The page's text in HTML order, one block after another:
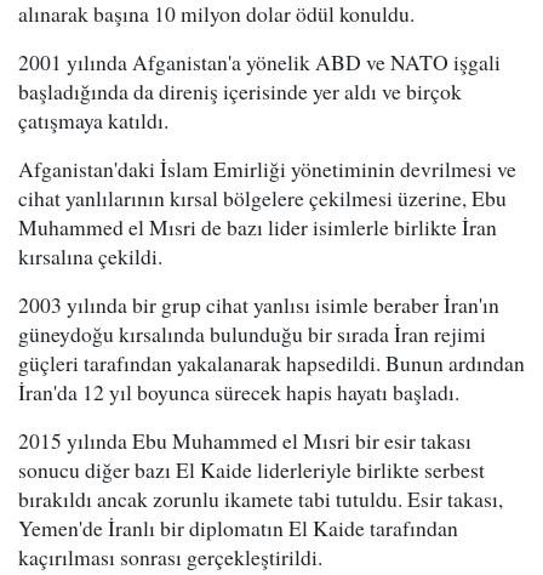
alınarak başına 10 milyon dolar ödül konuldu.
2001 yılında Afganistan'a yönelik ABD ve NATO işgali
başladığında da direniş içerisinde yer aldı ve birçok
çatışmaya katıldı.
Afganistan'daki İslam Emirliği yönetiminin devrilmesi ve
cihat yanlılarının kırsal bölgelere çekilmesi üzerine, Ebu
Muhammed el Mısri de bazı lider isimlerle birlikte İran
kırsalına çekildi.
2003 yılında bir grup cihat yanlısı isimle beraber İran'ın
güneydoğu kırsalında bulunduğu bir sırada İran rejimi
güçleri tarafından yakalanarak hapsedildi. Bunun ardından
İran'da 12 yıl boyunca sürecek hapis hayatı başladı.
2015 yılında Ebu Muhammed el Mısri bir esir takası
sonucu diğer bazı El Kaide liderleriyle birlikte serbest
bırakıldı ancak zorunlu ikamete tabi tutuldu. Esir takası,
Yemen'de İranlı bir diplomatın El Kaide tarafından
kaçırılması sonrası gerçekleştirildi.